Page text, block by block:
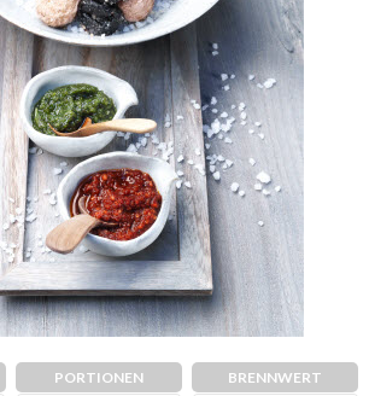
PORTIONEN BRENNWERT